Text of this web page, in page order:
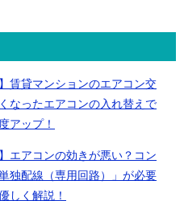
賃貸マンションのエアコン交
なったエアコンの入れ替えで
アップ！
エアコンの効きが悪い？コン
独配線（専用回路）」が必要
しく解説！